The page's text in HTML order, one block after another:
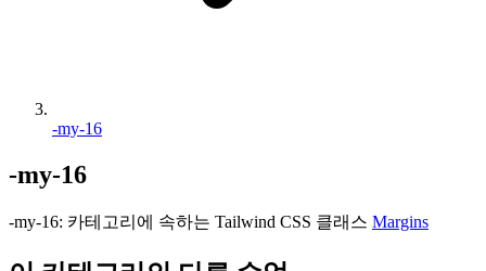
-my-16
-my-16
-my-16: 카테고리에 속하는 Tailwind CSS 클래스 Margins